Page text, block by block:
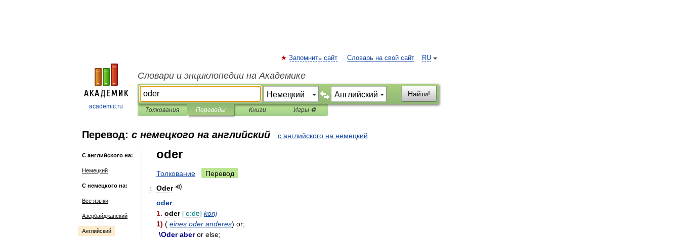
academic.ru
RU
Запомнить сайт Словарь на свой сайт
Словари и энциклопедии на Академике
Найти!
Толкования Переводы Книги Игры ⚽
Перевод: с немецкого на английский с английского на немецкий
С английского на:
Немецкий
С немецкого на:
Все языки
Азербайджанский
Английский
oder
Толкование Перевод
1
Oder
oder
1. oder [ʼo:dɐ] konj
1) ( eines oder anderes) or;
\Oder aber or else;